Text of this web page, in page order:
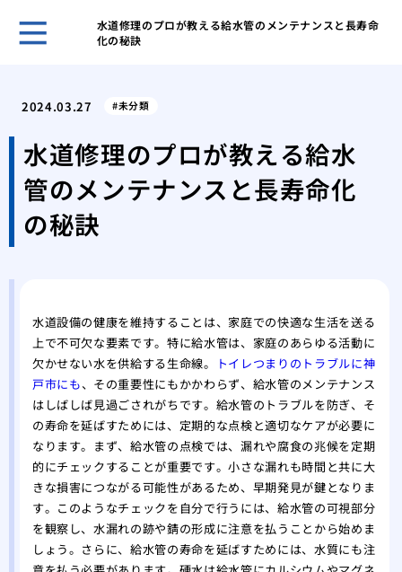
水道修理のプロが教える給水管のメンテナンスと長寿命
化の秘訣
2024.03.27 未分類
水道修理のプロが教える給水
管のメンテナンスと長寿命化
の秘訣
水道設備の健康を維持することは、家庭での快適な生活を送る
上で不可欠な要素です。特に給水管は、家庭のあらゆる活動に
欠かせない水を供給する生命線。
トイレつまりのトラブルに神
戸市にも、その重要性にもかかわらず、給水管のメンテナンス
はしばしば見過ごされがちです。給水管のトラブルを防ぎ、そ
の寿命を延ばすためには、定期的な点検と適切なケアが必要に
なります。まず、給水管の点検では、漏れや腐食の兆候を定期
的にチェックすることが重要です。小さな漏れも時間と共に大
きな損害につながる可能性があるため、早期発見が鍵となりま
す。このようなチェックを自分で行うには、給水管の可視部分
を観察し、水漏れの跡や錆の形成に注意を払うことから始めま
しょう。さらに、給水管の寿命を延ばすためには、水質にも注